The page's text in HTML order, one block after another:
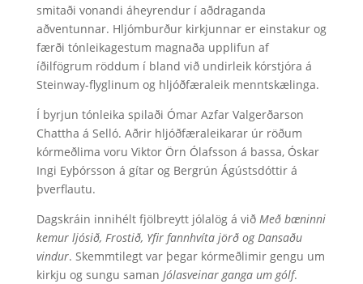
smitaði vonandi áheyrendur í aðdraganda
aðventunnar. Hljómburður kirkjunnar er einstakur og
færði tónleikagestum magnaða upplifun af
íðilfögrum röddum í bland við undirleik kórstjóra á
Steinway-flyglinum og hljóðfæraleik menntskælinga.
Í byrjun tónleika spilaði Ómar Azfar Valgerðarson
Chattha á Selló. Aðrir hljóðfæraleikarar úr röðum
kórmeðlima voru Viktor Örn Ólafsson á bassa, Óskar
Ingi Eyþórsson á gítar og Bergrún Ágústsdóttir á
þverflautu.
Dagskráin innihélt fjölbreytt jólalög á við Með bæninni
kemur ljósið, Frostið, Yfir fannhvíta jörð og Dansaðu
vindur. Skemmtilegt var þegar kórmeðlimir gengu um
kirkju og sungu saman Jólasveinar ganga um gólf.